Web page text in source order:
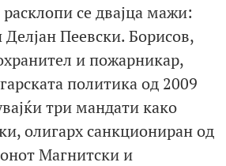
се двајца мажи:
Делјан Пеевски. Борисов,
и пожарникар,
политика од 2009
три мандати како
олигарх санкциониран од
Магнитски и